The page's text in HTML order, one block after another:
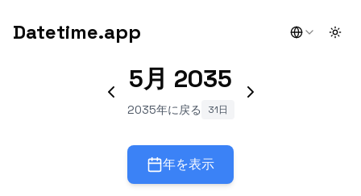
Datetime.app
5月 2035
2035年に戻る 31日
年を表示